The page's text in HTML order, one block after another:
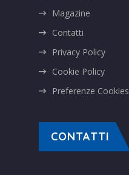
Magazine
Contatti
Privacy Policy
Cookie Policy
Preferenze Cookies
CONTATTI